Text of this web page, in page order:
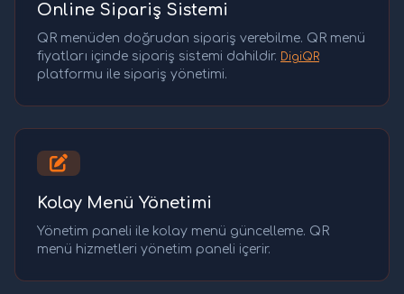
Online Sipariş Sistemi
QR menüden doğrudan sipariş verebilme. QR menü
fiyatları içinde sipariş sistemi dahildir. DigiQR
platformu ile sipariş yönetimi.
Kolay Menü Yönetimi
Yönetim paneli ile kolay menü güncelleme. QR
menü hizmetleri yönetim paneli içerir.